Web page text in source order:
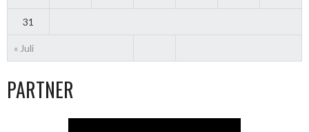
« Juli
31
PARTNER